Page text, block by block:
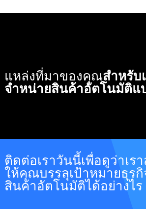
แหล่งที่มาของคุณสำหรับ
จำหน่ายสินค้าอัตโนมัติแ
ติดต่อเราวันนี้เพื่อดูว่าเร
ให้คุณบรรลุเป้าหมายธุร
สินค้าอัตโนมัติได้อย่างไร